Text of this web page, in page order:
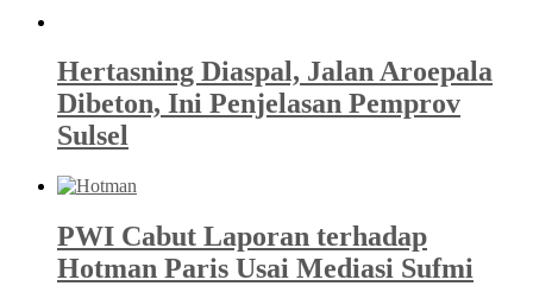
Hertasning Diaspal, Jalan Aroepala
Dibeton, Ini Penjelasan Pemprov
Sulsel
PWI Cabut Laporan terhadap
Hotman Paris Usai Mediasi Sufmi